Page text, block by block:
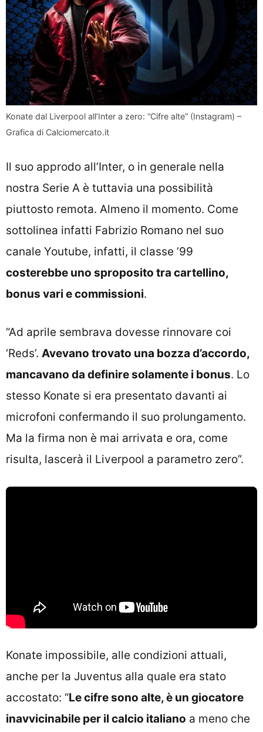
Konate dal Liverpool all’Inter a zero: “Cifre alte” (Instagram) –
Grafica di Calciomercato.it
Il suo approdo all’Inter, o in generale nella
nostra Serie A è tuttavia una possibilità
piuttosto remota. Almeno il momento. Come
sottolinea infatti Fabrizio Romano nel suo
canale Youtube, infatti, il classe ’99
costerebbe uno sproposito tra cartellino,
bonus vari e commissioni.
“Ad aprile sembrava dovesse rinnovare coi
‘Reds’. Avevano trovato una bozza d’accordo,
mancavano da definire solamente i bonus. Lo
stesso Konate si era presentato davanti ai
microfoni confermando il suo prolungamento.
Ma la firma non è mai arrivata e ora, come
risulta, lascerà il Liverpool a parametro zero”.
Konate impossibile, alle condizioni attuali,
anche per la Juventus alla quale era stato
accostato: “Le cifre sono alte, è un giocatore
inavvicinabile per il calcio italiano a meno che